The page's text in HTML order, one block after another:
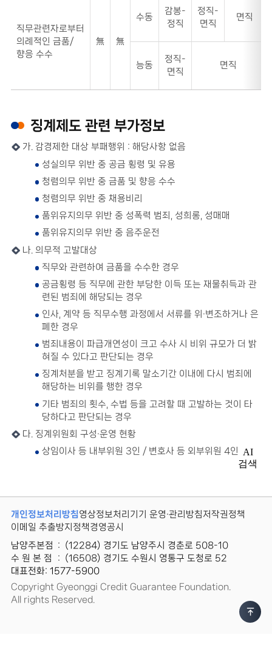
니
다.
직무관련자로부터
의례적인 금품/
향응 수수
無 無
수동
감봉-
정직
정직-
면직
면직
능동
정직-
면직
면직
징계제도 관련 부가정보
가. 감경제한 대상 부패행위 : 해당사항 없음
성실의무 위반 중 공금 횡령 및 유용
청렴의무 위반 중 금품 및 향응 수수
청렴의무 위반 중 채용비리
품위유지의무 위반 중 성폭력 범죄, 성희롱, 성매매
품위유지의무 위반 중 음주운전
나. 의무적 고발대상
직무와 관련하여 금품을 수수한 경우
공금횡령 등 직무에 관한 부당한 이득 또는 재물취득과 관
련된 범죄에 해당되는 경우
인사, 계약 등 직무수행 과정에서 서류를 위·변조하거나 은
폐한 경우
범죄내용이 파급개연성이 크고 수사 시 비위 규모가 더 밝
혀질 수 있다고 판단되는 경우
징계처분을 받고 징계기록 말소기간 이내에 다시 범죄에
해당하는 비위를 행한 경우
기타 범죄의 횟수, 수법 등을 고려할 때 고발하는 것이 타
당하다고 판단되는 경우
다. 징계위원회 구성·운영 현황
상임이사 등 내부위원 3인 / 변호사 등 외부위원 4인
AI
검색
개인정보처리방침영상정보처리기기 운영·관리방침저작권정책
이메일 추출방지정책경영공시
남양주본점
:
(12284) 경기도 남양주시 경춘로 508-10
수 원 본 점
:
(16508) 경기도 수원시 영통구 도청로 52
대표전화: 1577-5900
Copyright Gyeonggi Credit Guarantee Foundation.
All rights Reserved.
상